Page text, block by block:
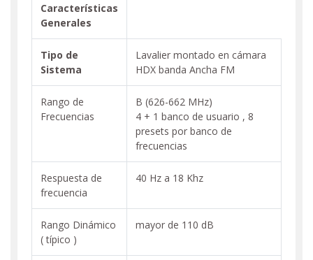
Características
Generales
Tipo de
Sistema
Lavalier montado en cámara
HDX banda Ancha FM
Rango de
Frecuencias
B (626-662 MHz)
4 + 1 banco de usuario , 8
presets por banco de
frecuencias
Respuesta de
frecuencia
40 Hz a 18 Khz
Rango Dinámico
( típico )
mayor de 110 dB